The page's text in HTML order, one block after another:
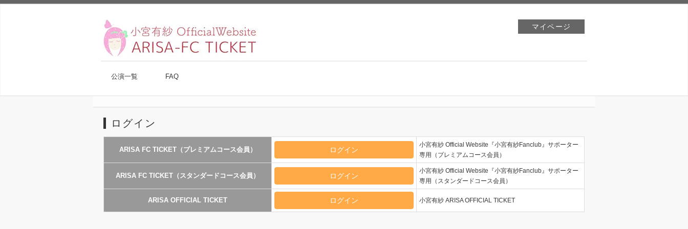
マイページ
公演一覧 FAQ
ログイン
ARISA FC TICKET（プレミアムコース会員）
小宮有紗 Official Website『小宮有紗Fanclub』サポーター
専用（プレミアムコース会員）
ARISA FC TICKET（スタンダードコース会員）
小宮有紗 Official Website『小宮有紗Fanclub』サポーター
専用（スタンダードコース会員）
ARISA OFFICIAL TICKET 小宮有紗 ARISA OFFICIAL TICKET